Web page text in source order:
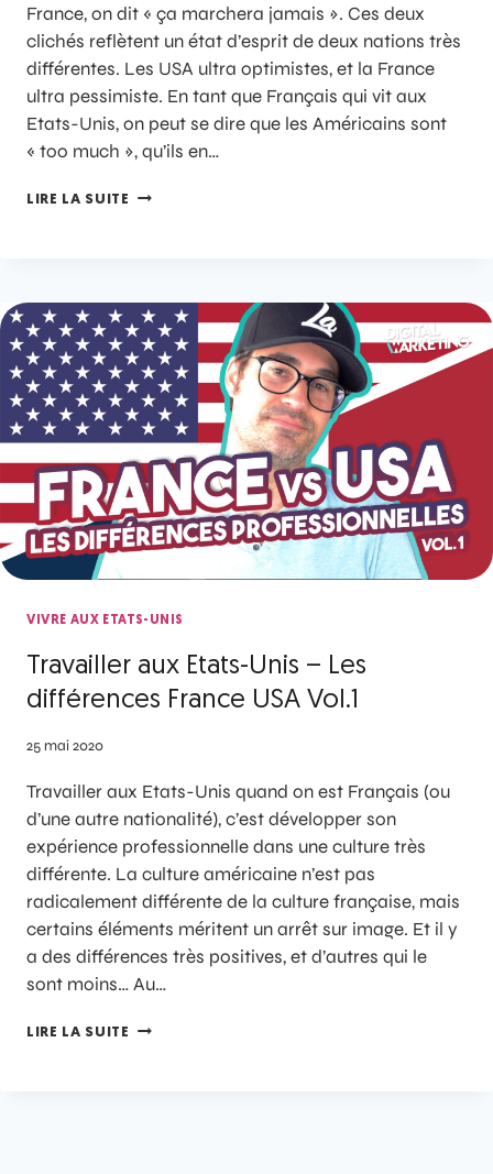
France, on dit « ça marchera jamais ». Ces deux
clichés reflètent un état d’esprit de deux nations très
différentes. Les USA ultra optimistes, et la France
ultra pessimiste. En tant que Français qui vit aux
Etats-Unis, on peut se dire que les Américains sont
« too much », qu’ils en…
LIRE LA SUITE
VIVRE AUX ETATS-UNIS
Travailler aux Etats-Unis – Les
différences France USA Vol.1
25 mai 2020
Travailler aux Etats-Unis quand on est Français (ou
d’une autre nationalité), c’est développer son
expérience professionnelle dans une culture très
différente. La culture américaine n’est pas
radicalement différente de la culture française, mais
certains éléments méritent un arrêt sur image. Et il y
a des différences très positives, et d’autres qui le
sont moins… Au…
LIRE LA SUITE